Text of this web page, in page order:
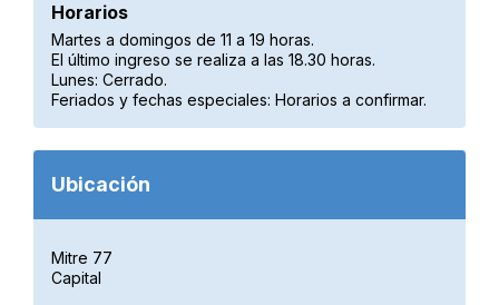
Horarios
Martes a domingos de 11 a 19 horas.
El último ingreso se realiza a las 18.30 horas.
Lunes: Cerrado.
Feriados y fechas especiales: Horarios a confirmar.
Ubicación
Mitre 77
Capital